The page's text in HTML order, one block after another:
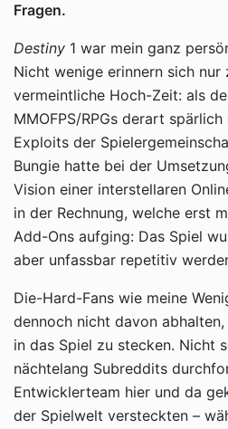
Fragen.
Destiny 1 war mein ganz
Nicht wenige erinnern sich nur
vermeintliche Hoch-Zeit: als
MMOFPS/RPGs derart
Exploits der
Bungie hatte bei der
Vision einer interstellaren
in der Rechnung, welche erst
Add-Ons aufging: Das Spiel
aber unfassbar repetitiv
Die-Hard-Fans wie meine
dennoch nicht davon
in das Spiel zu stecken. Nicht
nächtelang Subreddits
Entwicklerteam hier und da
der Spielwelt versteckten –